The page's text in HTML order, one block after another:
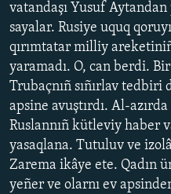
RFE/RS bütün saytları
vatandaşı Yusuf
sayalar. Rusiye uquq
qırımtatar milliy
yaramadı. O, can berdi.
Trubaçnıñ sıñırlav
apsine avuştırdı. Al-
Ruslannıñ kütleviy haber
yasaqlana. Tutuluv ve
Zarema ikâye ete. Qadın
yeñer ve olarnı ev